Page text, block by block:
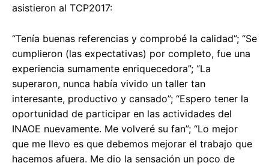
asistieron al TCP2017:
“Tenía buenas referencias y comprobé la calidad”; “Se
cumplieron (las expectativas) por completo, fue una
experiencia sumamente enriquecedora”; “La
superaron, nunca había vivido un taller tan
interesante, productivo y cansado”; “Espero tener la
oportunidad de participar en las actividades del
INAOE nuevamente. Me volveré su fan”; “Lo mejor
que me llevo es que debemos mejorar el trabajo que
hacemos afuera. Me dio la sensación un poco de